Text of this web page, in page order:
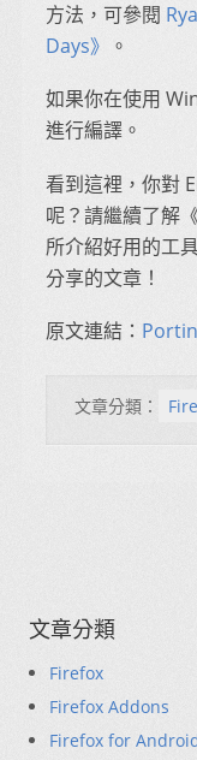
方法，可參閱
Days》 。
如果你在使用
進行編譯。
看到這裡，你對
呢？請繼續了解
所介紹好用的工
分享的文章！
原文連結：
文章分類：
文章分類
Firefox
Firefox Addons
Firefox for